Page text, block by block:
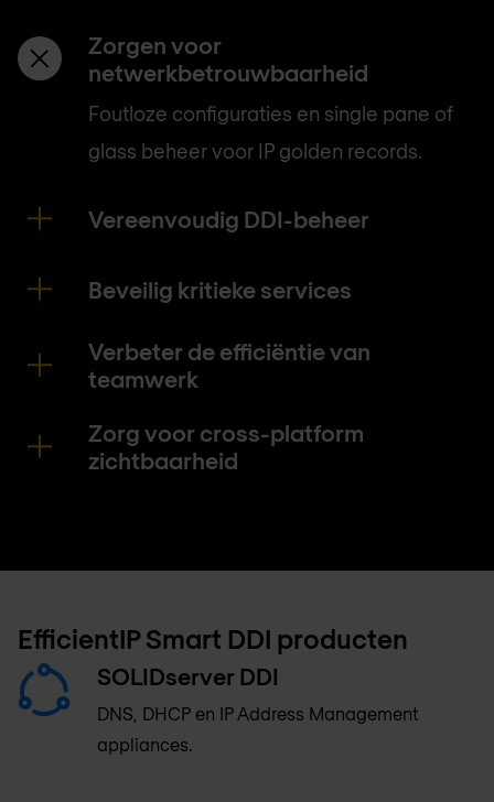
Zorgen voor
netwerkbetrouwbaarheid
Foutloze configuraties en single pane of
glass beheer voor IP golden records.
Vereenvoudig DDI-beheer
Beveilig kritieke services
Verbeter de efficiëntie van
teamwerk
Zorg voor cross-platform
zichtbaarheid
EfficientIP Smart DDI producten
SOLIDserver DDI
DNS, DHCP en IP Address Management
appliances.